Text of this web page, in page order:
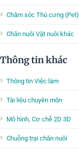
Chăm sóc Thú cưng (Pet)
Chăn nuôi Vật nuôi khác
Thông tin khác
Thông tin Việc làm
Tài liệu chuyên môn
Mô hình, Cơ chế 2D 3D
Chuồng trại chăn nuôi